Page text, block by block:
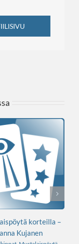
korteilla –
Kujanen